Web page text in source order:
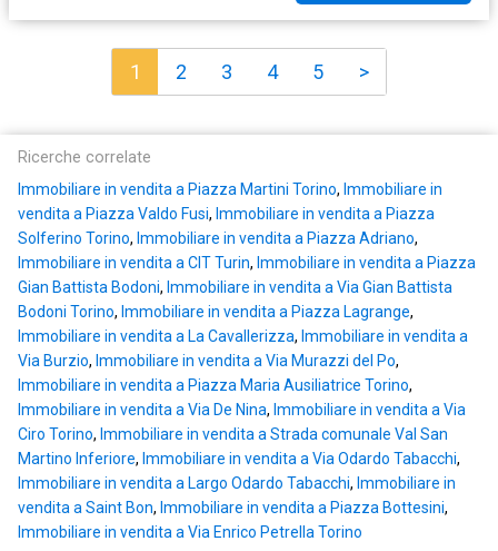
1 2 3 4 5 >
Ricerche correlate
Immobiliare in vendita a Piazza Martini Torino, Immobiliare in
vendita a Piazza Valdo Fusi, Immobiliare in vendita a Piazza
Solferino Torino, Immobiliare in vendita a Piazza Adriano,
Immobiliare in vendita a CIT Turin, Immobiliare in vendita a Piazza
Gian Battista Bodoni, Immobiliare in vendita a Via Gian Battista
Bodoni Torino, Immobiliare in vendita a Piazza Lagrange,
Immobiliare in vendita a La Cavallerizza, Immobiliare in vendita a
Via Burzio, Immobiliare in vendita a Via Murazzi del Po,
Immobiliare in vendita a Piazza Maria Ausiliatrice Torino,
Immobiliare in vendita a Via De Nina, Immobiliare in vendita a Via
Ciro Torino, Immobiliare in vendita a Strada comunale Val San
Martino Inferiore, Immobiliare in vendita a Via Odardo Tabacchi,
Immobiliare in vendita a Largo Odardo Tabacchi, Immobiliare in
vendita a Saint Bon, Immobiliare in vendita a Piazza Bottesini,
Immobiliare in vendita a Via Enrico Petrella Torino